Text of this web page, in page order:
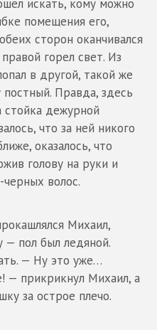
искать, кому можно
помещения его,
сторон оканчивался
горел свет. Из
в другой, такой же
Правда, здесь
дежурной
что за ней никого
оказалось, что
голову на руки и
волос.
Михаил,
— пол был ледяной.
— Ну это уже…
— прикрикнул Михаил, а
за острое плечо.